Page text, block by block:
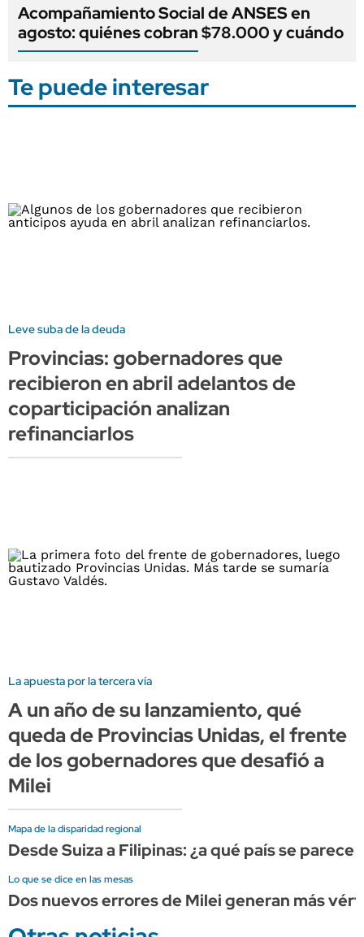
Acompañamiento Social de ANSES en
agosto: quiénes cobran $78.000 y cuándo
Te puede interesar
Leve suba de la deuda
Provincias: gobernadores que
recibieron en abril adelantos de
coparticipación analizan
refinanciarlos
La apuesta por la tercera vía
A un año de su lanzamiento, qué
queda de Provincias Unidas, el frente
de los gobernadores que desafió a
Milei
Mapa de la disparidad regional
Desde Suiza a Filipinas: ¿a qué país se
Lo que se dice en las mesas
Dos nuevos errores de Milei generan más